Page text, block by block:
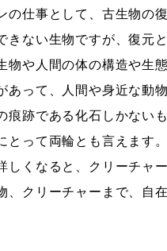
の仕事として、古生物の
きない生物ですが、復元
物や人間の体の構造や生
あって、人間や身近な動
痕跡である化石しかない
とって両輪とも言えます。
しくなると、クリーチャ
、クリーチャーまで、自